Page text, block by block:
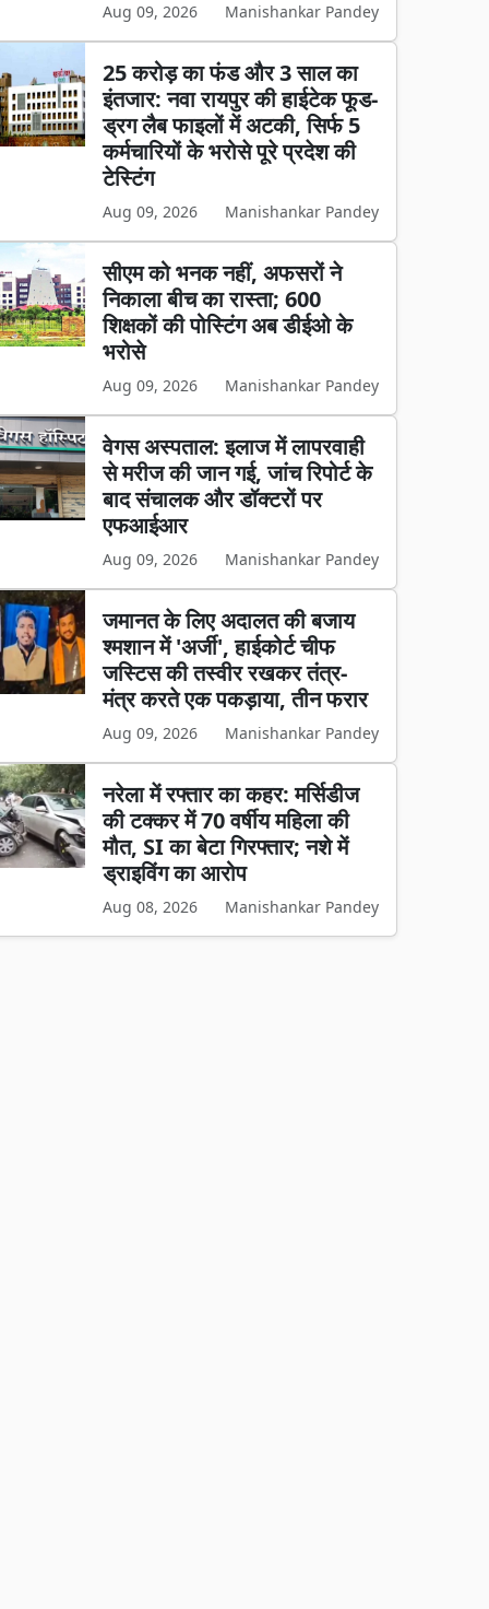
Aug 09, 2026 Manishankar Pandey
25 करोड़ का फंड और 3 साल का
इंतजार: नवा रायपुर की हाईटेक फूड-
ड्रग लैब फाइलों में अटकी, सिर्फ 5
कर्मचारियों के भरोसे पूरे प्रदेश की
टेस्टिंग
Aug 09, 2026 Manishankar Pandey
सीएम को भनक नहीं, अफसरों ने
निकाला बीच का रास्ता; 600
शिक्षकों की पोस्टिंग अब डीईओ के
भरोसे
Aug 09, 2026 Manishankar Pandey
वेगस अस्पताल: इलाज में लापरवाही
से मरीज की जान गई, जांच रिपोर्ट के
बाद संचालक और डॉक्टरों पर
एफआईआर
Aug 09, 2026 Manishankar Pandey
जमानत के लिए अदालत की बजाय
श्मशान में 'अर्जी', हाईकोर्ट चीफ
जस्टिस की तस्वीर रखकर तंत्र-
मंत्र करते एक पकड़ाया, तीन फरार
Aug 09, 2026 Manishankar Pandey
नरेला में रफ्तार का कहर: मर्सिडीज
की टक्कर में 70 वर्षीय महिला की
मौत, SI का बेटा गिरफ्तार; नशे में
ड्राइविंग का आरोप
Aug 08, 2026 Manishankar Pandey